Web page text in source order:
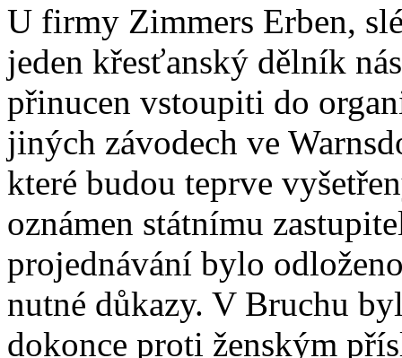
U firmy Zimmers Erben,
jeden křesťanský dělník
přinucen vstoupiti do
jiných závodech ve
které budou teprve
oznámen státnímu
projednávání bylo
nutné důkazy. V Bruchu
dokonce proti ženským